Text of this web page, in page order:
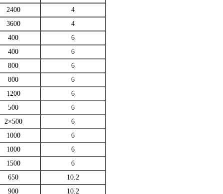
2400
4
3600
4
400
6
400
6
800
6
800
6
1200
6
500
6
2×500
6
1000
6
1000
6
1500
6
650
10.2
900
10.2